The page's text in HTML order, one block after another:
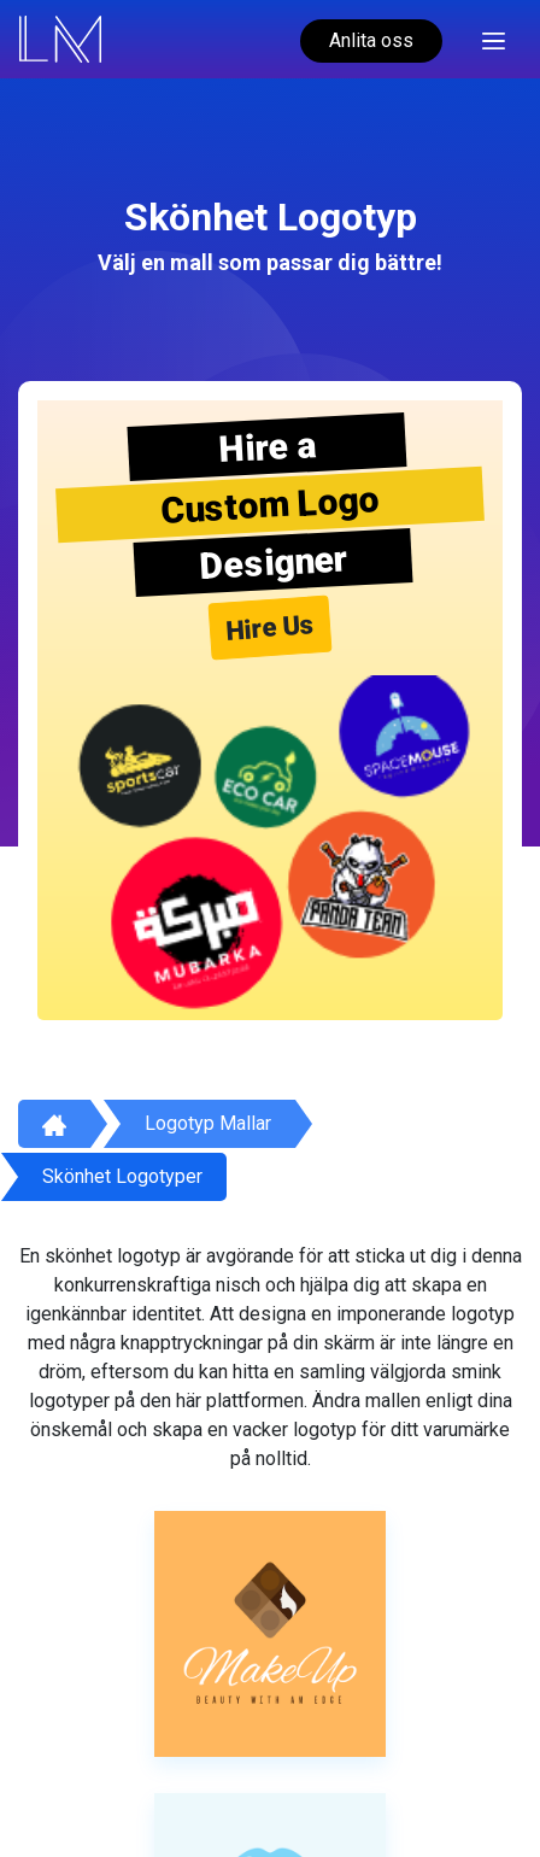
Anlita oss
Skönhet Logotyp
Välj en mall som passar dig bättre!
Hire a
Custom Logo
Designer
Hire Us
Logotyp Mallar
Skönhet Logotyper
En skönhet logotyp är avgörande för att sticka ut dig i denna
konkurrenskraftiga nisch och hjälpa dig att skapa en
igenkännbar identitet. Att designa en imponerande logotyp
med några knapptryckningar på din skärm är inte längre en
dröm, eftersom du kan hitta en samling välgjorda smink
logotyper på den här plattformen. Ändra mallen enligt dina
önskemål och skapa en vacker logotyp för ditt varumärke
på nolltid.